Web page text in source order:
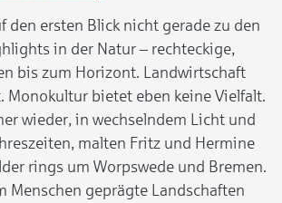
den ersten Blick nicht gerade zu den
in der Natur – rechteckige,
bis zum Horizont. Landwirtschaft
Monokultur bietet eben keine Vielfalt.
wieder, in wechselndem Licht und
malten Fritz und Hermine
rings um Worpswede und Bremen.
Menschen geprägte Landschaften